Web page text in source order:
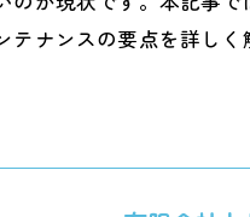
テナンスの要点を詳し